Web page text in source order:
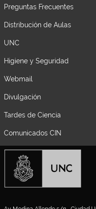
Preguntas Frecuentes
Distribución de Aulas
UNC
Higiene y Seguridad
Webmail
Divulgación
Tardes de Ciencia
Comunicados CIN